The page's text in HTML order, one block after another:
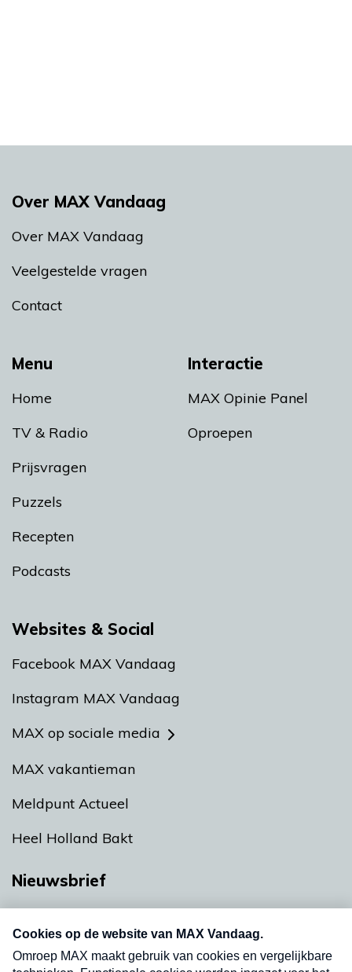
Menu
Home
TV & Radio
Prijsvragen
Puzzels
Recepten
Podcasts
Interactie
MAX Opinie Panel
Oproepen
Over MAX Vandaag
Over MAX Vandaag
Veelgestelde vragen
Contact
Websites & Social
Facebook MAX Vandaag
Instagram MAX Vandaag
MAX op sociale media
MAX vakantieman
Meldpunt Actueel
Heel Holland Bakt
Nieuwsbrief
nieuwsbrief. Elke vrijdag- en dinsdagochtend in
uw mailbox.